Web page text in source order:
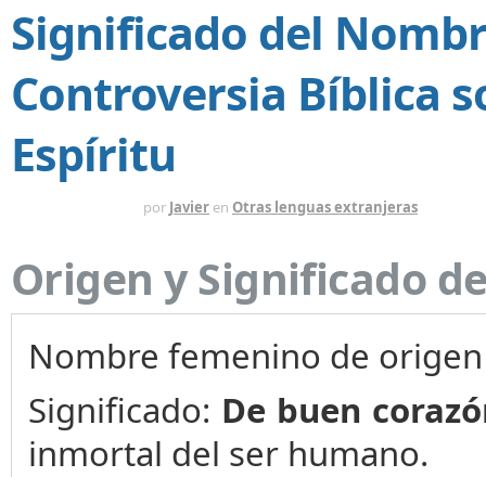
Significado del
Controversia Bíblica
Espíritu
por Javier en Otras lenguas extranjeras
Origen y Significado
Nombre femenino de
Significado: De buen
inmortal del ser humano.